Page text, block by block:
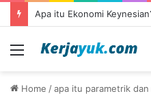
Apa itu Ekonomi
Menu
Home /apa itu parametrik